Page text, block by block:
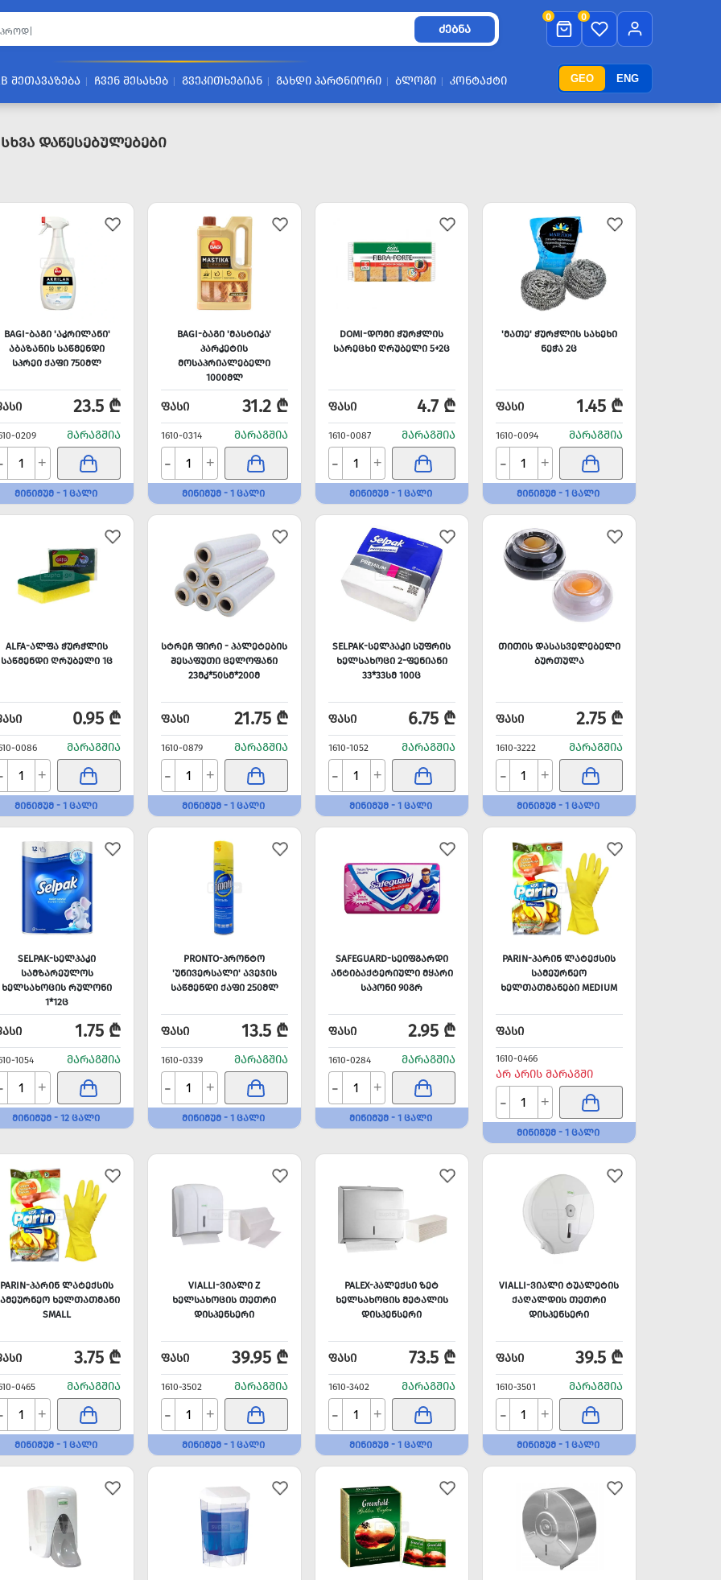
GEO ENG
ᲫᲔᲑᲜᲐ
0 0
ᲨᲔᲗᲐᲕᲐᲖᲔᲑᲐ ᲩᲕᲔᲜ ᲨᲔᲡᲐᲮᲔᲑ ᲒᲕᲔᲙᲘᲗᲮᲔᲑᲘᲐᲜ ᲒᲐᲮᲓᲘ ᲞᲐᲠᲢᲜᲘᲝᲠᲘ ᲑᲚᲝᲒᲘ ᲙᲝᲜᲢᲐᲥᲢᲘ
Დაწესებულებები
BAGI-ᲑᲐᲒᲘ 'ᲐᲙᲠᲘᲚᲐᲜᲘ'
ᲐᲑᲐᲖᲐᲜᲘᲡ ᲡᲐᲬᲛᲔᲜᲓᲘ
ᲡᲞᲠᲔᲘ ᲥᲐᲤᲘ 750ᲛᲚ
23.5 ₾
0209 ᲛᲐᲠᲐᲒᲨᲘᲐ
+
ᲛᲘᲜᲘᲛᲣᲛ - 1 ᲪᲐᲚᲘ
BAGI-ᲑᲐᲒᲘ 'ᲛᲐᲡᲢᲘᲙᲐ'
ᲞᲐᲠᲙᲔᲢᲘᲡ
ᲛᲝᲡᲐᲞᲠᲘᲐᲚᲔᲑᲔᲚᲘ
1000ᲛᲚ
ᲤᲐᲡᲘ 31.2 ₾
1610-0314 ᲛᲐᲠᲐᲒᲨᲘᲐ
- +
ᲛᲘᲜᲘᲛᲣᲛ - 1 ᲪᲐᲚᲘ
DOMI-ᲓᲝᲛᲘ ᲭᲣᲠᲭᲚᲘᲡ
ᲡᲐᲠᲔᲪᲮᲘ ᲦᲠᲣᲑᲔᲚᲘ 5+2Ც
ᲤᲐᲡᲘ 4.7 ₾
1610-0087 ᲛᲐᲠᲐᲒᲨᲘᲐ
- +
ᲛᲘᲜᲘᲛᲣᲛ - 1 ᲪᲐᲚᲘ
'ᲛᲐᲗᲔ' ᲭᲣᲠᲭᲚᲘᲡ ᲡᲐᲮᲔᲮᲘ
ᲜᲔᲭᲐ 2Ც
ᲤᲐᲡᲘ 1.45 ₾
1610-0094 ᲛᲐᲠᲐᲒᲨᲘᲐ
- +
ᲛᲘᲜᲘᲛᲣᲛ - 1 ᲪᲐᲚᲘ
ALFA-ᲐᲚᲤᲐ ᲭᲣᲠᲭᲚᲘᲡ
ᲡᲐᲬᲛᲔᲜᲓᲘ ᲦᲠᲣᲑᲔᲚᲘ 1Ც
0.95 ₾
0086 ᲛᲐᲠᲐᲒᲨᲘᲐ
+
ᲛᲘᲜᲘᲛᲣᲛ - 1 ᲪᲐᲚᲘ
ᲡᲢᲠᲔᲩ ᲤᲘᲠᲘ - ᲞᲐᲚᲔᲢᲔᲑᲘᲡ
ᲨᲔᲡᲐᲤᲣᲗᲘ ᲪᲔᲚᲝᲤᲐᲜᲘ
23ᲛᲙ*50ᲡᲛ*200Მ
ᲤᲐᲡᲘ 21.75 ₾
1610-0879 ᲛᲐᲠᲐᲒᲨᲘᲐ
- +
ᲛᲘᲜᲘᲛᲣᲛ - 1 ᲪᲐᲚᲘ
SELPAK-ᲡᲔᲚᲞᲐᲙᲘ ᲡᲣᲤᲠᲘᲡ
ᲮᲔᲚᲡᲐᲮᲝᲪᲘ 2-ᲤᲔᲜᲘᲐᲜᲘ
33*33ᲡᲛ 100Ც
ᲤᲐᲡᲘ 6.75 ₾
1610-1052 ᲛᲐᲠᲐᲒᲨᲘᲐ
- +
ᲛᲘᲜᲘᲛᲣᲛ - 1 ᲪᲐᲚᲘ
ᲗᲘᲗᲘᲡ ᲓᲐᲡᲐᲡᲕᲔᲚᲔᲑᲔᲚᲘ
ᲑᲣᲠᲗᲣᲚᲐ
ᲤᲐᲡᲘ 2.75 ₾
1610-3222 ᲛᲐᲠᲐᲒᲨᲘᲐ
- +
ᲛᲘᲜᲘᲛᲣᲛ - 1 ᲪᲐᲚᲘ
SELPAK-ᲡᲔᲚᲞᲐᲙᲘ
ᲡᲐᲛᲖᲐᲠᲔᲣᲚᲝᲡ
ᲮᲔᲚᲡᲐᲮᲝᲪᲘᲡ ᲠᲣᲚᲝᲜᲘ
1*12Ც
1.75 ₾
1054 ᲛᲐᲠᲐᲒᲨᲘᲐ
+
ᲛᲘᲜᲘᲛᲣᲛ - 12 ᲪᲐᲚᲘ
PRONTO-ᲞᲠᲝᲜᲢᲝ
'ᲣᲜᲘᲕᲔᲠᲡᲐᲚᲘ' ᲐᲕᲔᲯᲘᲡ
ᲡᲐᲬᲛᲔᲜᲓᲘ ᲥᲐᲤᲘ 250ᲛᲚ
ᲤᲐᲡᲘ 13.5 ₾
1610-0339 ᲛᲐᲠᲐᲒᲨᲘᲐ
- +
ᲛᲘᲜᲘᲛᲣᲛ - 1 ᲪᲐᲚᲘ
SAFEGUARD-ᲡᲔᲘᲤᲒᲐᲠᲓᲘ
ᲐᲜᲢᲘᲑᲐᲥᲢᲔᲠᲘᲣᲚᲘ ᲛᲧᲐᲠᲘ
ᲡᲐᲞᲝᲜᲘ 90ᲒᲠ
ᲤᲐᲡᲘ 2.95 ₾
1610-0284 ᲛᲐᲠᲐᲒᲨᲘᲐ
- +
ᲛᲘᲜᲘᲛᲣᲛ - 1 ᲪᲐᲚᲘ
PARIN-ᲞᲐᲠᲘᲜ ᲚᲐᲢᲔᲥᲡᲘᲡ
ᲡᲐᲛᲔᲣᲠᲜᲔᲝ
ᲮᲔᲚᲗᲐᲗᲛᲐᲜᲔᲑᲘ MEDIUM
ᲤᲐᲡᲘ
1610-0466
ᲐᲠ ᲐᲠᲘᲡ ᲛᲐᲠᲐᲒᲨᲘ
- +
ᲛᲘᲜᲘᲛᲣᲛ - 1 ᲪᲐᲚᲘ
PARIN-ᲞᲐᲠᲘᲜ ᲚᲐᲢᲔᲥᲡᲘᲡ
ᲮᲔᲚᲗᲐᲗᲛᲐᲜᲘ
SMALL
3.75 ₾
0465 ᲛᲐᲠᲐᲒᲨᲘᲐ
+
ᲛᲘᲜᲘᲛᲣᲛ - 1 ᲪᲐᲚᲘ
VIALLI-ᲕᲘᲐᲚᲘ Z
ᲮᲔᲚᲡᲐᲮᲝᲪᲘᲡ ᲗᲔᲗᲠᲘ
ᲓᲘᲡᲞᲔᲜᲡᲔᲠᲘ
ᲤᲐᲡᲘ 39.95 ₾
1610-3502 ᲛᲐᲠᲐᲒᲨᲘᲐ
- +
ᲛᲘᲜᲘᲛᲣᲛ - 1 ᲪᲐᲚᲘ
PALEX-ᲞᲐᲚᲔᲥᲡᲘ ᲖᲔᲢ
ᲮᲔᲚᲡᲐᲮᲝᲪᲘᲡ ᲛᲔᲢᲐᲚᲘᲡ
ᲓᲘᲡᲞᲔᲜᲡᲔᲠᲘ
ᲤᲐᲡᲘ 73.5 ₾
1610-3402 ᲛᲐᲠᲐᲒᲨᲘᲐ
- +
ᲛᲘᲜᲘᲛᲣᲛ - 1 ᲪᲐᲚᲘ
VIALLI-ᲕᲘᲐᲚᲘ ᲢᲣᲐᲚᲔᲢᲘᲡ
ᲥᲐᲦᲐᲚᲓᲘᲡ ᲗᲔᲗᲠᲘ
ᲓᲘᲡᲞᲔᲜᲡᲔᲠᲘ
ᲤᲐᲡᲘ 39.5 ₾
1610-3501 ᲛᲐᲠᲐᲒᲨᲘᲐ
- +
ᲛᲘᲜᲘᲛᲣᲛ - 1 ᲪᲐᲚᲘ